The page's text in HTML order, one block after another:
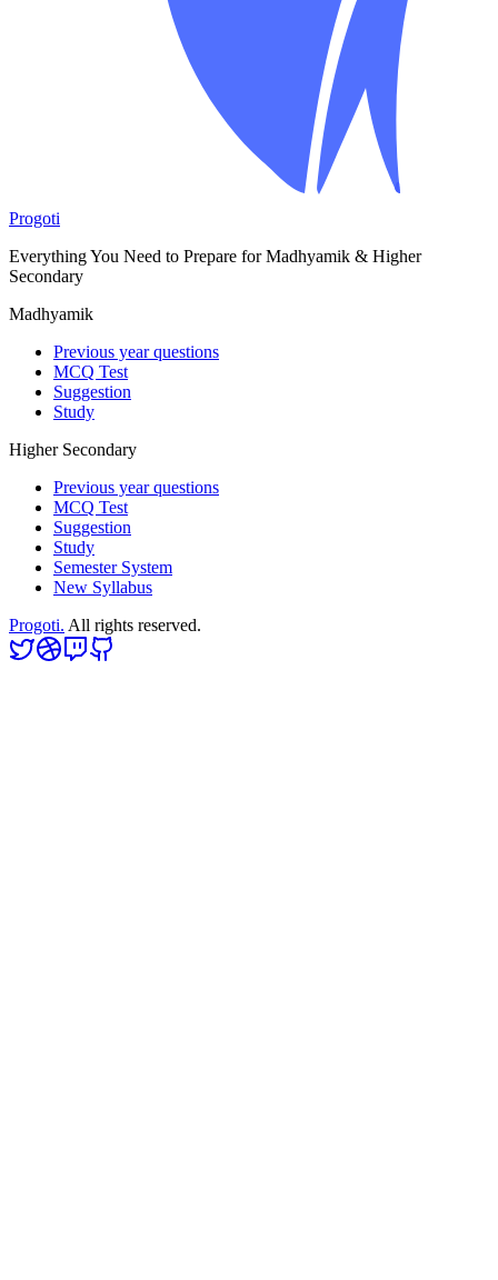
Progoti
Everything You Need to Prepare for Madhyamik & Higher
Secondary
Madhyamik
Previous year questions
MCQ Test
Suggestion
Study
Higher Secondary
Previous year questions
MCQ Test
Suggestion
Study
Semester System
New Syllabus
Progoti. All rights reserved.